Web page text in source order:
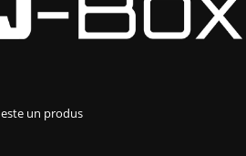
este un produs